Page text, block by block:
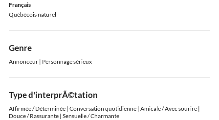
Français
Québécois naturel
Genre
Annonceur | Personnage sérieux
Type d'interprÃ©tation
Affirmée / Déterminée | Conversation quotidienne | Amicale / Avec sourire |
Douce / Rassurante | Sensuelle / Charmante